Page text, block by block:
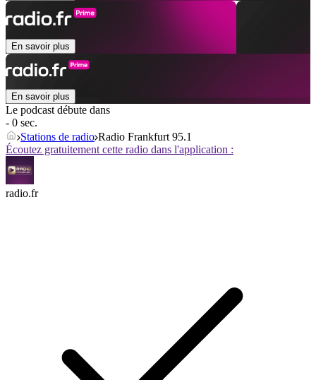
En savoir plus
En savoir plus
Le podcast débute dans
- 0 sec.
Stations de radio Radio Frankfurt 95.1
Écoutez gratuitement cette radio dans l'application :
radio.fr